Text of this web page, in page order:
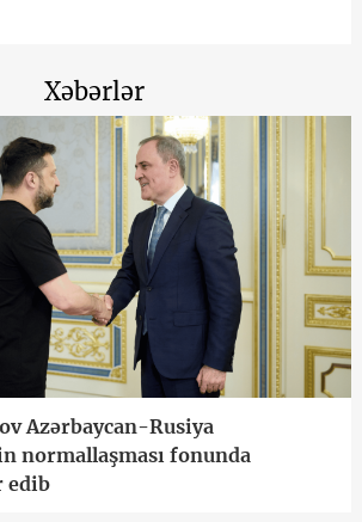
Xəbərlər
Azərbaycan-Rusiya
normallaşması fonunda
edib